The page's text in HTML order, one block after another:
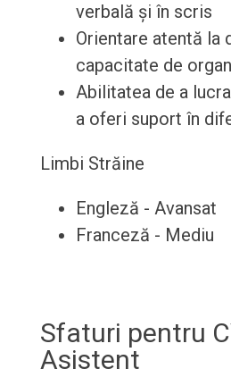
verbală și în scris
Orientare atentă la
capacitate de
Abilitatea de a
a oferi suport în
Limbi Străine
Engleză - Avansat
Franceză - Mediu
Sfaturi pentru
Asistent